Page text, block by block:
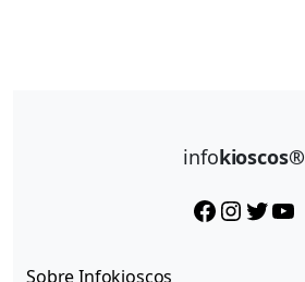
infokioscos®
Facebook InstagramTwitter YouTube
Sobre Infokioscos